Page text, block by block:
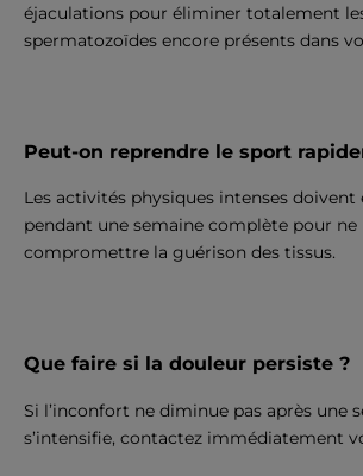
éjaculations pour éliminer totalement
spermatozoïdes encore présents dans
Peut-on reprendre le sport
Les activités physiques intenses doivent
pendant une semaine complète pour ne
compromettre la guérison des tissus.
Que faire si la douleur persiste ?
Si l’inconfort ne diminue pas après une
s’intensifie, contactez immédiatement